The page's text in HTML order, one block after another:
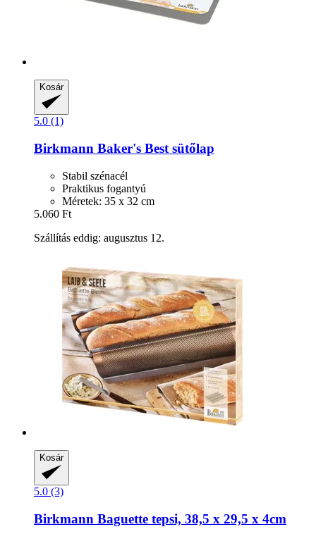
Kosár
5.0 (1)
Birkmann Baker's Best sütőlap
Stabil szénacél
Praktikus fogantyú
Méretek: 35 x 32 cm
5.060 Ft
Szállítás eddig: augusztus 12.
Kosár
5.0 (3)
Birkmann Baguette tepsi, 38,5 x 29,5 x 4cm